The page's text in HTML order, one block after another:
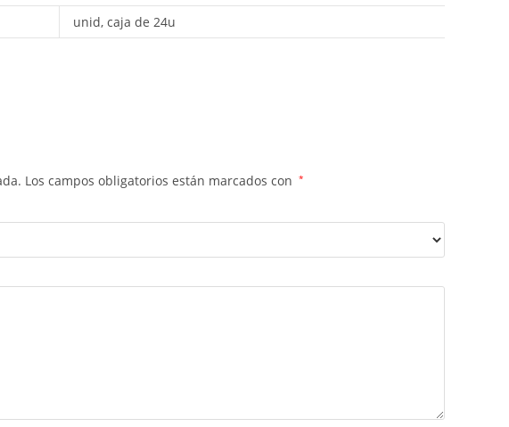
unid, caja de 24u
Los campos obligatorios están marcados con *